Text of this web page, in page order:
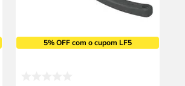
5% OFF com o cupom LF5